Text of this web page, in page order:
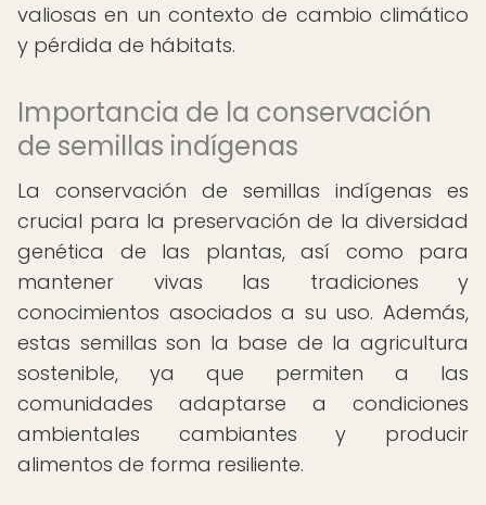
valiosas en un contexto de cambio climático
y pérdida de hábitats.
Importancia de la conservación
de semillas indígenas
La conservación de semillas indígenas es
crucial para la preservación de la diversidad
genética de las plantas, así como para
mantener vivas las tradiciones y
conocimientos asociados a su uso. Además,
estas semillas son la base de la agricultura
sostenible, ya que permiten a las
comunidades adaptarse a condiciones
ambientales cambiantes y producir
alimentos de forma resiliente.